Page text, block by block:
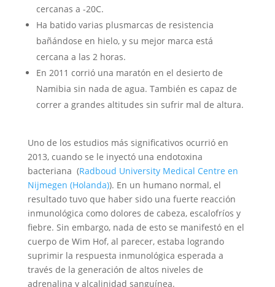
cercanas a -20C.
Ha batido varias plusmarcas de resistencia
bañándose en hielo, y su mejor marca está
cercana a las 2 horas.
En 2011 corrió una maratón en el desierto de
Namibia sin nada de agua. También es capaz de
correr a grandes altitudes sin sufrir mal de altura.
Uno de los estudios más significativos ocurrió en
2013, cuando se le inyectó una endotoxina
bacteriana (Radboud University Medical Centre en
Nijmegen (Holanda)). En un humano normal, el
resultado tuvo que haber sido una fuerte reacción
inmunológica como dolores de cabeza, escalofríos y
fiebre. Sin embargo, nada de esto se manifestó en el
cuerpo de Wim Hof, al parecer, estaba logrando
suprimir la respuesta inmunológica esperada a
través de la generación de altos niveles de
adrenalina y alcalinidad sanguínea.